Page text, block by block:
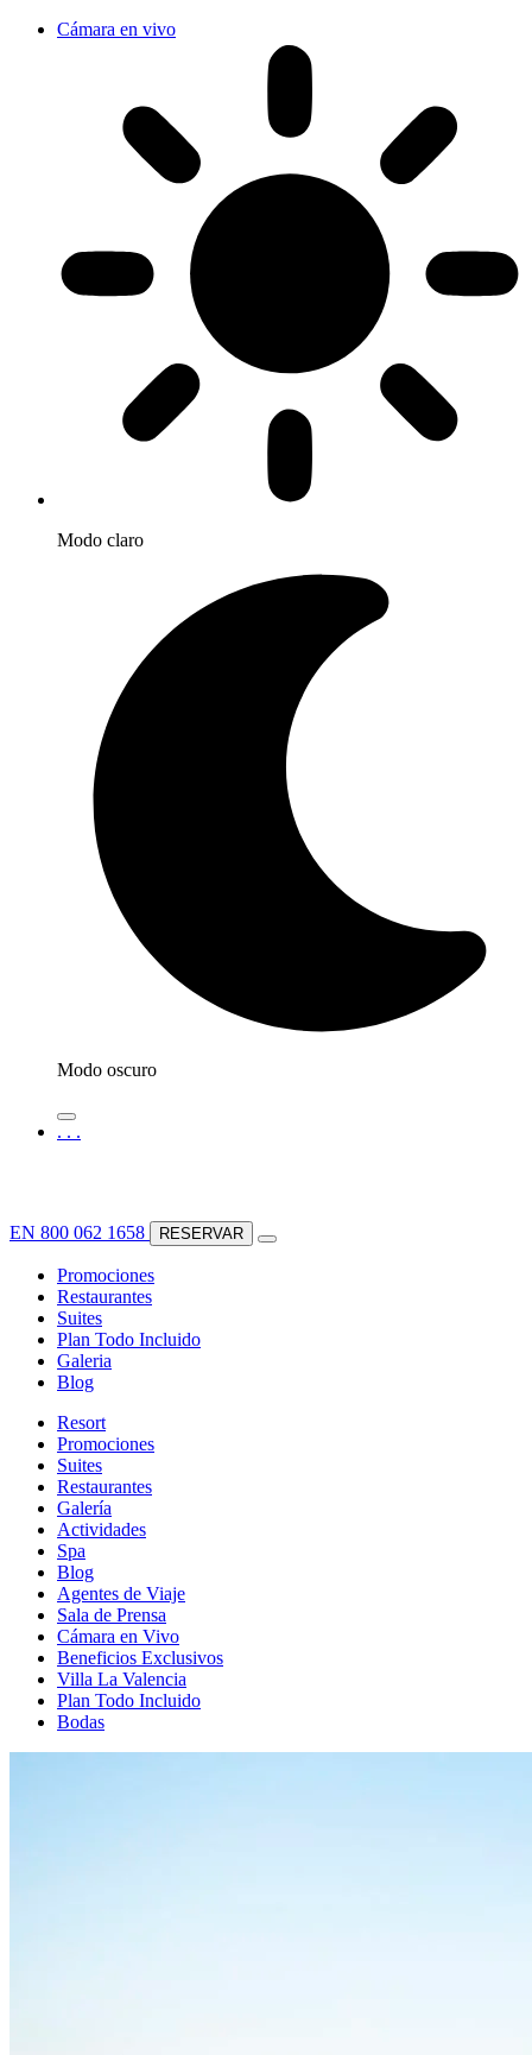
Cámara en vivo
Modo claro
Modo oscuro
. . .
EN 800 062 1658 RESERVAR
Promociones
Restaurantes
Suites
Plan Todo Incluido
Galeria
Blog
Resort
Promociones
Suites
Restaurantes
Galería
Actividades
Spa
Blog
Agentes de Viaje
Sala de Prensa
Cámara en Vivo
Beneficios Exclusivos
Villa La Valencia
Plan Todo Incluido
Bodas